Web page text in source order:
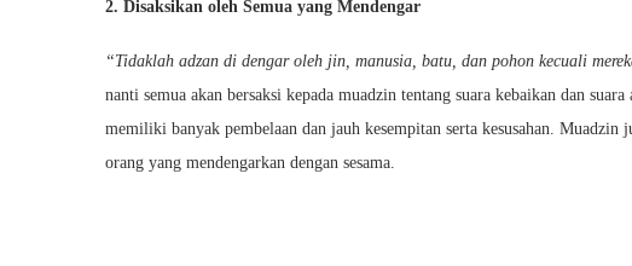
2. Disaksikan oleh Semua yang Mendengar
“Tidaklah adzan di dengar oleh jin, manusia, batu, dan pohon kecuali
nanti semua akan bersaksi kepada muadzin tentang suara kebaikan dan
memiliki banyak pembelaan dan jauh kesempitan serta kesusahan. Muadzin
orang yang mendengarkan dengan sesama.